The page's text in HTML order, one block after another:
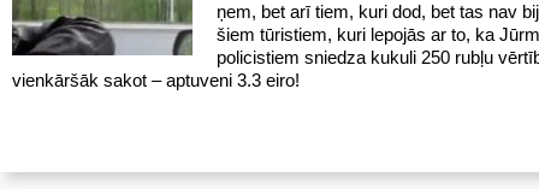
ņem, bet arī tiem, kuri dod, bet tas nav
šiem tūristiem, kuri lepojās ar to, ka
policistiem sniedza kukuli 250 rubļu
vienkāršāk sakot – aptuveni 3.3 eiro!